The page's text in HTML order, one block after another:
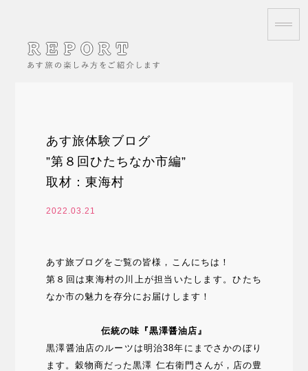
あす旅体験ブログ
”第８回ひたちなか市編”
取材：東海村
2022.03.21
あす旅ブログをご覧の皆様，こんにちは！
第８回は東海村の川上が担当いたします。ひたち
なか市の魅力を存分にお届けします！
伝統の味『黒澤醤油店』
黒澤醤油店のルーツは明治38年にまでさかのぼり
ます。穀物商だった黒澤 仁右衛門さんが，店の豊